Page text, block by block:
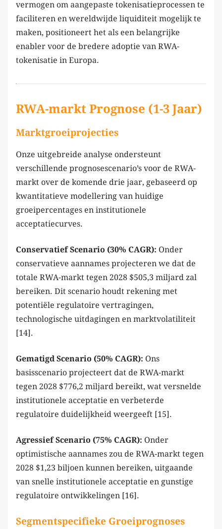
vermogen om aangepaste tokenisatieprocessen te
faciliteren en wereldwijde liquiditeit mogelijk te
maken, positioneert het als een belangrijke
enabler voor de bredere adoptie van RWA-
tokenisatie in Europa.
RWA-markt Prognose (1-3 Jaar)
Marktgroeiprojecties
Onze uitgebreide analyse ondersteunt
verschillende prognosescenario’s voor de RWA-
markt over de komende drie jaar, gebaseerd op
kwantitatieve modellering van huidige
groeipercentages en institutionele
acceptatiecurves.
Conservatief Scenario (30% CAGR): Onder
conservatieve aannames projecteren we dat de
totale RWA-markt tegen 2028 $505,3 miljard zal
bereiken. Dit scenario houdt rekening met
potentiële regulatoire vertragingen,
technologische uitdagingen en marktvolatiliteit
[14].
Gematigd Scenario (50% CAGR): Ons
basisscenario projecteert dat de RWA-markt
tegen 2028 $776,2 miljard bereikt, wat versnelde
institutionele acceptatie en verbeterde
regulatoire duidelijkheid weergeeft [15].
Agressief Scenario (75% CAGR): Onder
optimistische aannames zou de RWA-markt tegen
2028 $1,23 biljoen kunnen bereiken, uitgaande
van snelle institutionele acceptatie en gunstige
regulatoire ontwikkelingen [16].
Segmentspecifieke Groeiprognoses